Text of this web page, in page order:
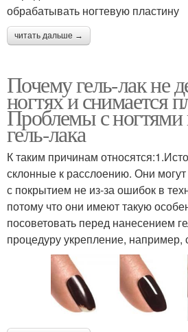
обрабатывать ногтевую пластину
читать дальше →
Почему гель-лак не
ногтях и снимается
Проблемы с ногтями
гель-лака
К таким причинам
склонные к расслоению. Они
с покрытием не из-за ошибок в
потому что они имеют такую
посоветовать перед нанесением
процедуру укрепление, например,